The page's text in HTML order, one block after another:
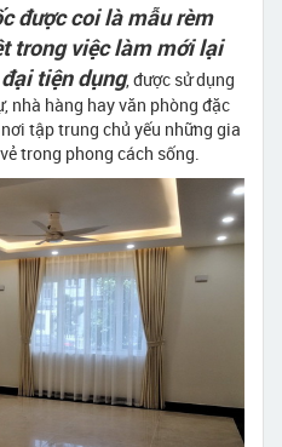
được coi là mẫu rèm
trong việc làm mới lại
tiện dụng, được sử dụng
nhà hàng hay văn phòng đặc
tập trung chủ yếu những gia
trong phong cách sống.